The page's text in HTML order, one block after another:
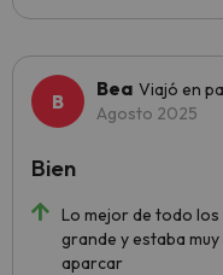
Bea Viajó en
Agosto 2025
Lo mejor de todo
grande y estaba
aparcar
Bien